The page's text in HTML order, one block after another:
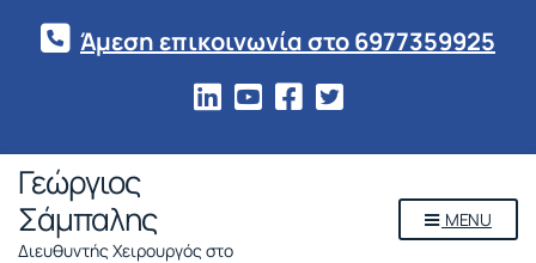
Άμεση επικοινωνία στο 6977359925
Γεώργιος
Σάμπαλης
Διευθυντής Χειρουργός στο
MENU